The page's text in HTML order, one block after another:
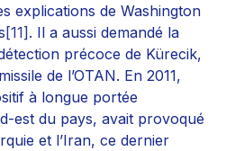
explications de Washington
[11] . Il a aussi demandé la
précoce de Kürecik,
de l’OTAN. En 2011,
à longue portée
est du pays, avait provoqué
et l’Iran, ce dernier